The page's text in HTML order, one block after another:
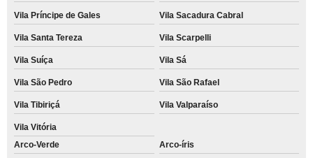
Vila Príncipe de Gales Vila Sacadura Cabral
Vila Santa Tereza Vila Scarpelli
Vila Suíça Vila Sá
Vila São Pedro Vila São Rafael
Vila Tibiriçá Vila Valparaíso
Vila Vitória
Arco-Verde
Arco-íris